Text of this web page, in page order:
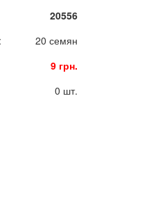
20556
20 семян
9 грн.
0 шт.